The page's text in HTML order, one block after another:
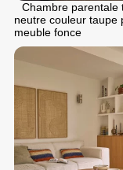
Chambre parentale
neutre couleur taupe
meuble fonce